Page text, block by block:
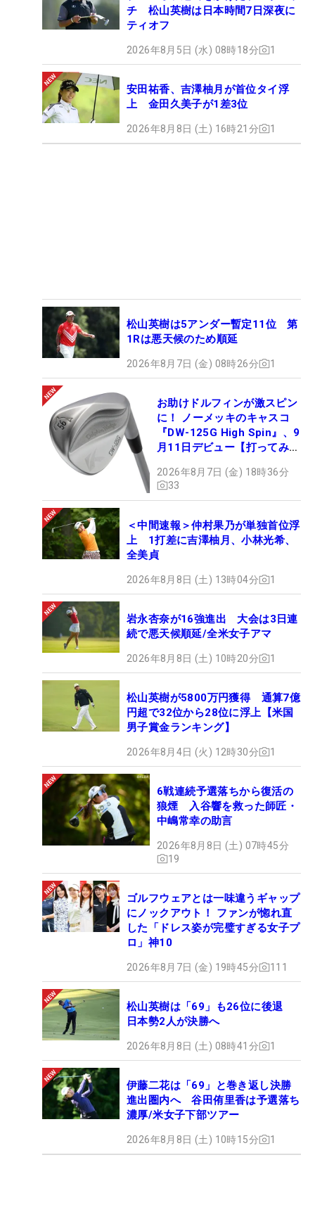
チ 松山英樹は日本時間7日深夜に
ティオフ
2026年8月5日 (水) 08時18分 1
安田祐香、吉澤柚月が首位タイ浮
上 金田久美子が1差3位
2026年8月8日 (土) 16時21分 1
松山英樹は5アンダー暫定11位 第
1Rは悪天候のため順延
2026年8月7日 (金) 08時26分 1
お助けドルフィンが激スピン
に！ ノーメッキのキャスコ
『DW-125G High Spin』、9
月11日デビュー【打ってみ
2026年8月7日 (金) 18時36分
33
＜中間速報＞仲村果乃が単独首位浮
上 1打差に吉澤柚月、小林光希、
全美貞
2026年8月8日 (土) 13時04分 1
岩永杏奈が16強進出 大会は3日連
続で悪天候順延/全米女子アマ
2026年8月8日 (土) 10時20分 1
松山英樹が5800万円獲得 通算7億
円超で32位から28位に浮上【米国
男子賞金ランキング】
2026年8月4日 (火) 12時30分 1
6戦連続予選落ちから復活の
狼煙 入谷響を救った師匠・
中嶋常幸の助言
2026年8月8日 (土) 07時45分
19
ゴルフウェアとは一味違うギャップ
にノックアウト！ ファンが惚れ直
した「ドレス姿が完璧すぎる女子プ
ロ」神10
2026年8月7日 (金) 19時45分 111
松山英樹は「69」も26位に後退
日本勢2人が決勝へ
2026年8月8日 (土) 08時41分 1
伊藤二花は「69」と巻き返し決勝
進出圏内へ 谷田侑里香は予選落ち
濃厚/米女子下部ツアー
2026年8月8日 (土) 10時15分 1